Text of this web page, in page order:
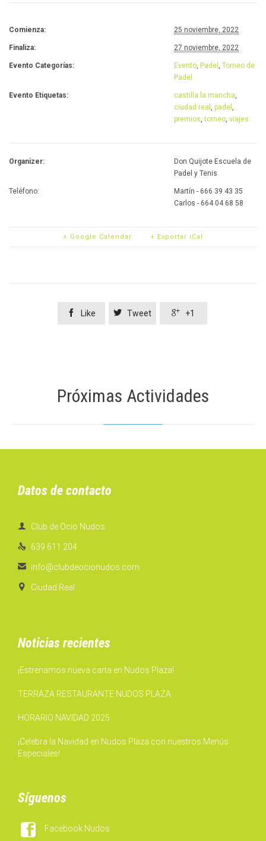
Comienza: 25 noviembre, 2022
Finaliza: 27 noviembre, 2022
Evento Categorías: Evento, Padel , Torneo de
Padel
Evento Etiquetas: castilla la mancha,
ciudad real , padel ,
premios,torneo, viajes
Organizer:
Don Quijote Escuela de
Padel y Tenis
Teléfono:
Martín - 666 39 43 35
Carlos - 664 04 68 58
+ Google Calendar + Exportar iCal
 Like  Tweet  +1
Próximas Actividades
Datos de contacto
 Club de Ocio Nudos
 639 611 204
 info@clubdeocionudos.com
 Ciudad Real
Noticias recientes
¡Estrenamos nueva carta en Nudos Plaza!
TERRAZA RESTAURANTE NUDOS PLAZA
HORARIO NAVIDAD 2025
¡Celebra la Navidad en Nudos Plaza con nuestros Menús
Especiales!
Síguenos
 Facebook Nudos